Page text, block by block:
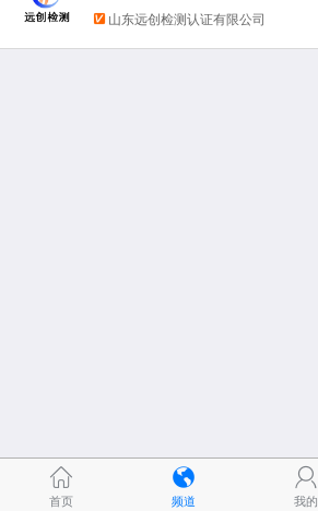
整要求
山东远创检测认证有限公司
首页 频道 我的